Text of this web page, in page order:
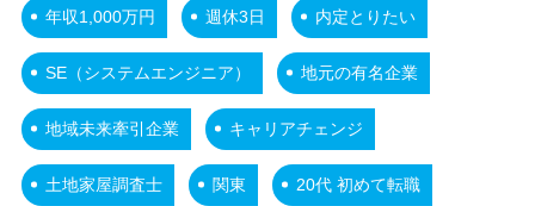
年収1,000万円 週休3日 内定とりたい
SE（システムエンジニア） 地元の有名企業
地域未来牽引企業 キャリアチェンジ
土地家屋調査士 関東 20代 初めて転職